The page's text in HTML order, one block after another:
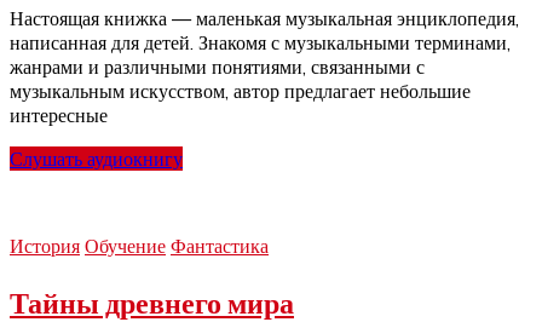
Настоящая книжка — маленькая музыкальная энциклопедия,
написанная для детей. Знакомя с музыкальными терминами,
жанрами и различными понятиями, связанными с
музыкальным искусством, автор предлагает небольшие
интересные
Слушать аудиокнигу
История Обучение Фантастика
Тайны древнего мира